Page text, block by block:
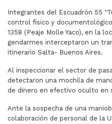
Integrantes del Escuadrón 55
control físico y
1358 (Peaje Molle Yaco), en la
gendarmes interceptaron un
itinerario Salta- Buenos Aires.
Al inspeccionar el sector de
detectaron una mochila de
de dinero en efectivo oculto en
Ante la sospecha de una
colaboración de personal de la